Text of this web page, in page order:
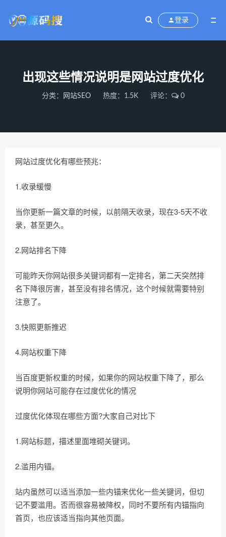
登录
出现这些情况说明是网站过度优化
分类： 网站SEO 热度：1.5K 评论： 0
网站过度优化有哪些预兆：
1.收录缓慢
当你更新一篇文章的时候，以前隔天收录，现在3-5天不收
录，甚至更久。
2.网站排名下降
可能昨天你网站很多关键词都有一定排名，第二天突然排
名下降很厉害，甚至没有排名情况，这个时候就需要特别
注意了。
3.快照更新推迟
4.网站权重下降
当百度更新权重的时候，如果你的网站权重下降了，那么
说明你网站可能存在过度优化的情况
过度优化体现在哪些方面?大家自己对比下
1.网站标题，描述里面堆砌关键词。
2.滥用内锚。
站内虽然可以适当添加一些内锚来优化一些关键词，但切
记不要滥用。否而很容易被降权，同时不要所有内锚指向
首页，也应该适当指向其他页面。